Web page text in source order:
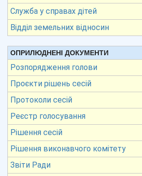
Служба у справах дітей
Відділ земельних відносин
ОПРИЛЮДНЕНІ ДОКУМЕНТИ
Розпорядження голови
Проєкти рішень сесій
Протоколи сесій
Реєстр голосування
Рішення сесій
Рішення виконавчого комітету
Звіти Ради